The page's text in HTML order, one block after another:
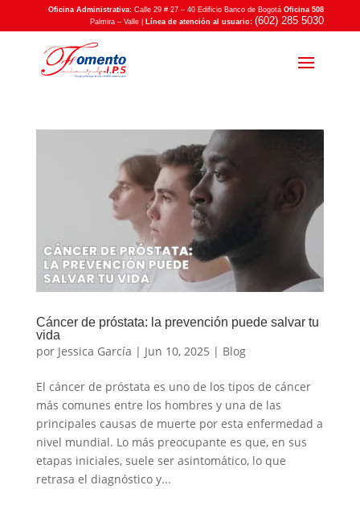
Oficina Administrativa: Calle 29 # 27 – 40 Edificio Banco de BogotáOficina 508
Palmira – Valle |
Línea de atención al usuario: (602) 285 5030
Cáncer de próstata: la prevención puede salvar tu
vida
por Jessica García | Jun 10, 2025 | Blog
El cáncer de próstata es uno de los tipos de cáncer
más comunes entre los hombres y una de las
principales causas de muerte por esta enfermedad a
nivel mundial. Lo más preocupante es que, en sus
etapas iniciales, suele ser asintomático, lo que
retrasa el diagnóstico y...